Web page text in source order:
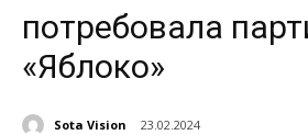
потребовала
«Яблоко»
Sota Vision 23.02.2024